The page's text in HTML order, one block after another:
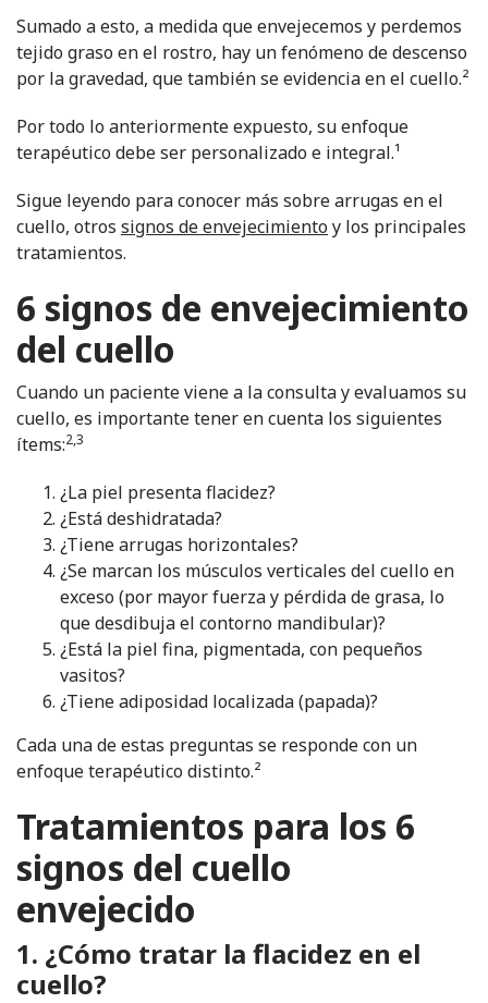
Sumado a esto, a medida que envejecemos y perdemos
tejido graso en el rostro, hay un fenómeno de descenso
por la gravedad, que también se evidencia en el cuello.²
Por todo lo anteriormente expuesto, su enfoque
terapéutico debe ser personalizado e integral.¹
Sigue leyendo para conocer más sobre arrugas en el
cuello, otros signos de envejecimiento y los principales
tratamientos.
6 signos de envejecimiento
del cuello
Cuando un paciente viene a la consulta y evaluamos su
cuello, es importante tener en cuenta los siguientes
ítems:2,3
¿La piel presenta flacidez?
¿Está deshidratada?
¿Tiene arrugas horizontales?
¿Se marcan los músculos verticales del cuello en
exceso (por mayor fuerza y pérdida de grasa, lo
que desdibuja el contorno mandibular)?
¿Está la piel fina, pigmentada, con pequeños
vasitos?
¿Tiene adiposidad localizada (papada)?
Cada una de estas preguntas se responde con un
enfoque terapéutico distinto.²
Tratamientos para los 6
signos del cuello
envejecido
1. ¿Cómo tratar la flacidez en el
cuello?